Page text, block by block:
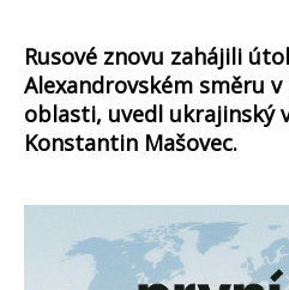
Rusové znovu zahájili
Alexandrovském směru
oblasti, uvedl ukrajinský
Konstantin Mašovec.